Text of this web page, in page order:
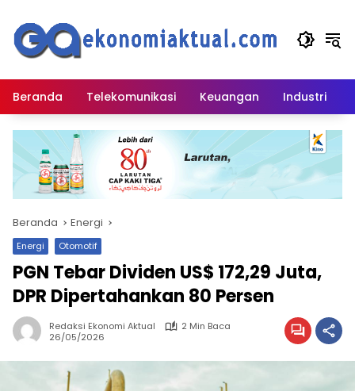
konten
Beranda Telekomunikasi Keuangan Industri
Beranda Energi
Energi Otomotif
PGN Tebar Dividen US$ 172,29 Juta,
DPR Dipertahankan 80 Persen
Redaksi Ekonomi Aktual
2 Min Baca
26/05/2026